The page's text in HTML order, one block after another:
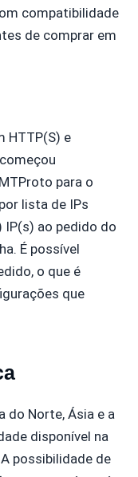
compatibilidade
de comprar em
HTTP(S) e
para o
lista de IPs
ao pedido do
É possível
o que é
que
do Norte, Ásia e a
disponível na
possibilidade de